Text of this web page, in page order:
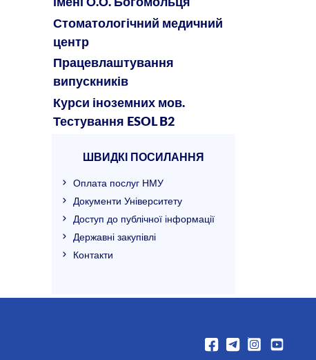
імені О.О. Богомольця
Стоматологічний медичний
центр
Працевлаштування
випускників
Курси іноземних мов.
Тестування ESOL B2
ШВИДКІ ПОСИЛАННЯ
Оплата послуг НМУ
Документи Університету
Доступ до публічної інформації
Державні закупівлі
Контакти